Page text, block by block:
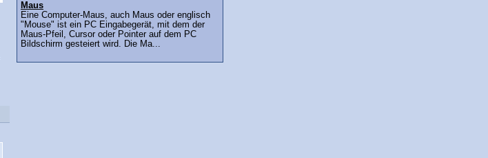
Maus
Eine Computer-Maus, auch Maus oder englisch
"Mouse" ist ein PC Eingabegerät, mit dem der
Maus-Pfeil, Cursor oder Pointer auf dem PC
Bildschirm gesteiert wird. Die Ma...